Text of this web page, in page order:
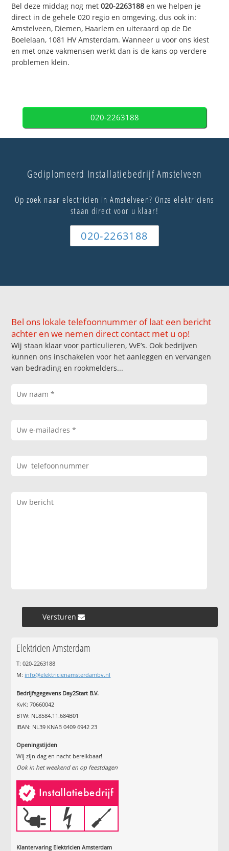
Bel deze middag nog met020-2263188 en we helpen je
direct in de gehele 020 regio en omgeving, dus ook in:
Amstelveen, Diemen, Haarlem en uiteraard op de De
Boelelaan, 1081 HV Amsterdam. Wanneer u voor ons kiest
en met onze vakmensen werkt dan is de kans op verdere
problemen klein.
020-2263188
Gediplomeerd Installatiebedrijf Amstelveen
Op zoek naar electricien in Amstelveen? Onze elektriciens
staan direct voor u klaar!
020-2263188
Bel ons lokale telefoonnummer of laat een bericht
achter en we nemen direct contact met u op!
Wij staan klaar voor particulieren, VvE’s. Ook bedrijven
kunnen ons inschakelen voor het aanleggen en vervangen
van bedrading en rookmelders...
Versturen »
Elektricien Amsterdam
T: 020-2263188
M: info@elektricienamsterdambv.nl
Bedrijfsgegevens Day2Start B.V.
KvK: 70660042
BTW: NL8584.11.684B01
IBAN: NL39 KNAB 0409 6942 23
Openingstijden
Wij zijn dag en nacht bereikbaar!
Ook in het weekend en op feestdagen
Klantervaring Elektricien Amsterdam